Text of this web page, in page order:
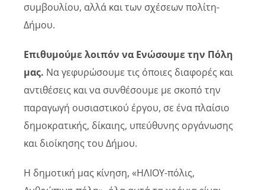
συμβουλίου, αλλά και των σχέσεων πολίτη-
Δήμου.
Επιθυμούμε λοιπόν να Ενώσουμε την Πόλη
μας. Να γεφυρώσουμε τις όποιες διαφορές και
αντιθέσεις και να συνθέσουμε με σκοπό την
παραγωγή ουσιαστικού έργου, σε ένα πλαίσιο
δημοκρατικής, δίκαιης, υπεύθυνης οργάνωσης
και διοίκησης του Δήμου.
Η δημοτική μας κίνηση, «ΗΛΙΟΥ-πόλις,